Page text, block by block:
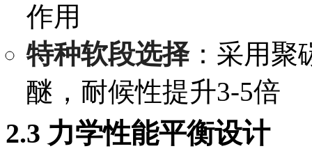
作用
特种软段选择：采用聚
醚，耐候性提升3-5倍
2.3 力学性能平衡设计